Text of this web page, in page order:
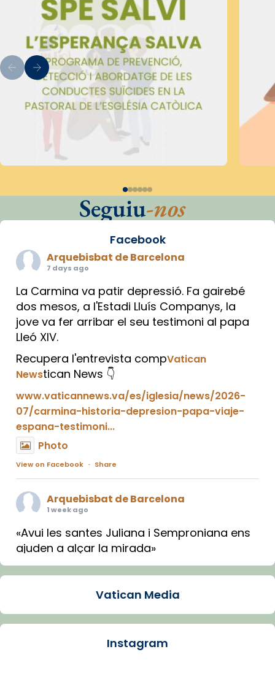
Seguiu-nos
Facebook
Arquebisbat de Barcelona
7 days ago
La Carmina va patir depressió. Fa gairebé
dos mesos, a l'Estadi Lluís Companys, la
jove va fer arribar el seu testimoni al papa
Lleó XIV.
Recupera l'entrevista compVatican
Newstican News 👇
www.vaticannews.va/es/iglesia/news/2026-
07/carmina-historia-depresion-papa-viaje-
espana-testimoni...
Photo
View on Facebook · Share
Arquebisbat de Barcelona
1 week ago
«Avui les santes Juliana i Semproniana ens
ajuden a alçar la mirada»
Mons. Sergi Gordo, bisbe de Tortosa, ha
Santes de Mataró.
🔗tinyurl.com/cvu5jmbk
Vatican Media
Instagram